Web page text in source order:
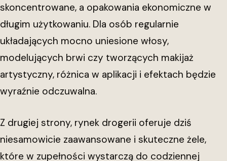
skoncentrowane, a opakowania ekonomiczne w
długim użytkowaniu. Dla osób regularnie
układających mocno uniesione włosy,
modelujących brwi czy tworzących makijaż
artystyczny, różnica w aplikacji i efektach będzie
wyraźnie odczuwalna.
Z drugiej strony, rynek drogerii oferuje dziś
niesamowicie zaawansowane i skuteczne żele,
które w zupełności wystarczą do codziennej